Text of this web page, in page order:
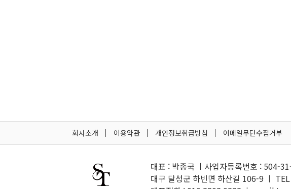
회사소개 이용약관 개인정보취급방침 이메일무단수집거부
대표 : 박종국 ㅣ사업자등록번호 : 504-
대구 달성군 하빈면 하산길 106-9 ㅣ